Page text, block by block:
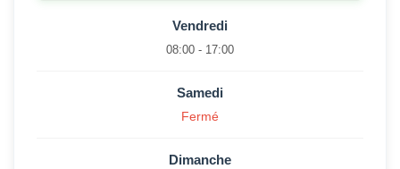
Vendredi
08:00 - 17:00
Samedi
Fermé
Dimanche